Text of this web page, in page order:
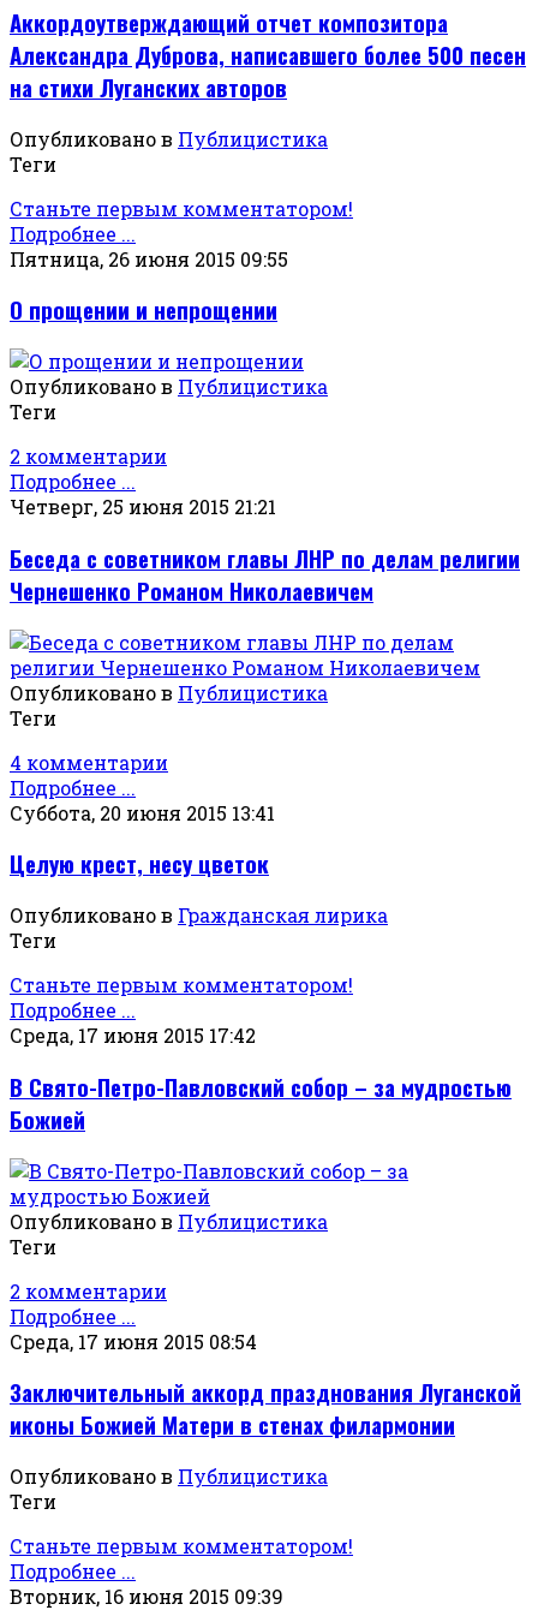
Аккордоутверждающий отчет композитора
Александра Дуброва, написавшего более 500 песен
на стихи Луганских авторов
Опубликовано в Публицистика
Теги
Станьте первым комментатором!
Подробнее ...
Пятница, 26 июня 2015 09:55
О прощении и непрощении
Опубликовано в Публицистика
Теги
2 комментарии
Подробнее ...
Четверг, 25 июня 2015 21:21
Беседа с советником главы ЛНР по делам религии
Чернешенко Романом Николаевичем
Опубликовано в Публицистика
Теги
4 комментарии
Подробнее ...
Суббота, 20 июня 2015 13:41
Целую крест, несу цветок
Опубликовано в Гражданская лирика
Теги
Станьте первым комментатором!
Подробнее ...
Среда, 17 июня 2015 17:42
В Свято-Петро-Павловский собор – за мудростью
Божией
Опубликовано в Публицистика
Теги
2 комментарии
Подробнее ...
Среда, 17 июня 2015 08:54
Заключительный аккорд празднования Луганской
иконы Божией Матери в стенах филармонии
Опубликовано в Публицистика
Теги
Станьте первым комментатором!
Подробнее ...
Вторник, 16 июня 2015 09:39